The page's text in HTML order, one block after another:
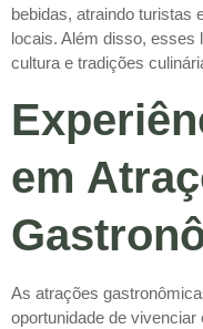
bebidas, atraindo turistas
locais. Além disso, esses
cultura e tradições
em
As atrações
oportunidade de